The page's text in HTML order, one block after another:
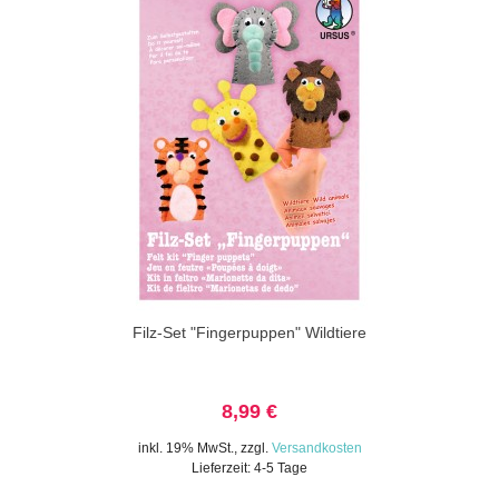
Filz-Set "Fingerpuppen" Wildtiere
8,99 €
inkl. 19% MwSt., zzgl. Versandkosten
Lieferzeit: 4-5 Tage